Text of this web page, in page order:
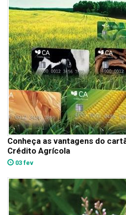
Conheça as vantagens do
Crédito Agrícola
03 fev